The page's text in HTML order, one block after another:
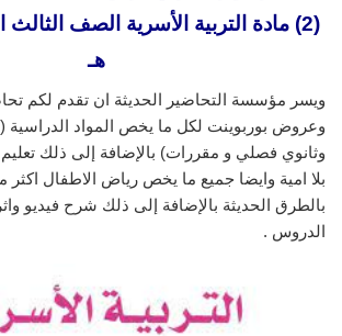
هـ
ويسر مؤسسة التحاضير الحديثة ان تقدم لكم
وعروض بوربوينت لكل ما يخص المواد الدراسية
وثانوي فصلي و مقررات) بالإضافة إلى ذلك
بلا امية وايضا جميع ما يخص رياض الاطفال اكثر
بالطرق الحديثة بالإضافة إلى ذلك شرح فيديو
الدروس .